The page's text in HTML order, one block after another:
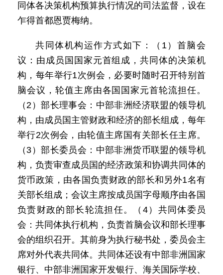
同体各决策机构预算执行情况的司法监督，设在
乍得首都恩贾梅纳。
共同体机构运作方式如下：（1）首脑会
议：由成员国国家元首组成，共同体的决策机
构，每年举行1次例会，必要时随时召开特别首
脑会议，轮值主席由各国国家元首轮流担任。
（2）部长理事会：中部非洲经济联盟的领导机
构，由成员国主管财政和经济的部长组成，每年
举行2次例会，由轮值主席国有关部长任主席。
（3）部长委员会：中部非洲货币联盟的领导机
构，负责审查成员国的经济政策和协调共同体的
货币政策，由各国负责财政的部长和另外1名有
关部长组成；会议主席按成员国字母顺序由各国
负责财政的部长轮流担任。（4）共同体委员
会：共同体执行机构，负责首脑会议和部长理事
会的组织召开。其前身为执行秘书处，委员会主
席对外代表共同体。共同体还设有中部非洲国家
银行、中部非洲国家开发银行、海关国际学校、